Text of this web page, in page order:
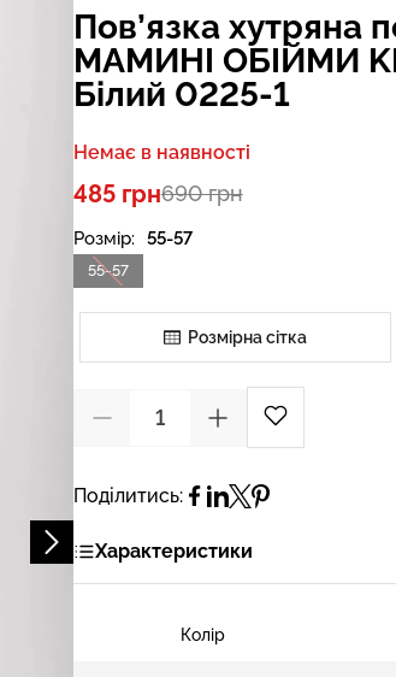
Пов’язка хутряна
МАМИНІ ОБІЙМИ
Білий 0225-1
Немає в наявності
485 грн690 грн
Розмір: 55-57
55-57
Розмірна сітка
Поділитись:
Характеристики
Колір